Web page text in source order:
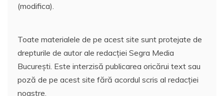
(modifica).
Toate materialele de pe acest site sunt protejate de
drepturile de autor ale redacției Segra Media
București. Este interzisă publicarea oricărui text sau
poză de pe acest site fără acordul scris al redacției
noastre.